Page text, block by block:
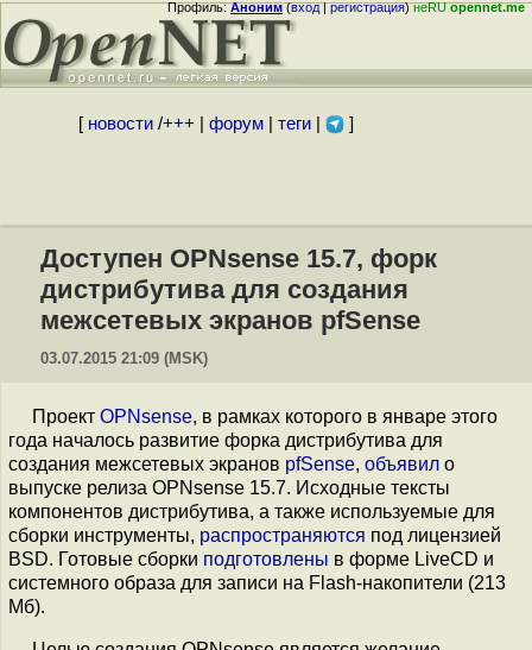
Профиль:Аноним(вход|регистрация)неRUopennet.me
[ новости/+++ форум| теги| ]
Доступен OPNsense 15.7, форк
дистрибутива для создания
межсетевых экранов pfSense
03.07.2015 21:09 (MSK)
Проект OPNsense, в рамках которого в январе этого
года началось развитие форка дистрибутива для
создания межсетевых экранов pfSense, объявил о
выпуске релиза OPNsense 15.7. Исходные тексты
компонентов дистрибутива, а также используемые для
сборки инструменты, распространяются под лицензией
BSD. Готовые сборки подготовлены в форме LiveCD и
системного образа для записи на Flash-накопители (213
Мб).